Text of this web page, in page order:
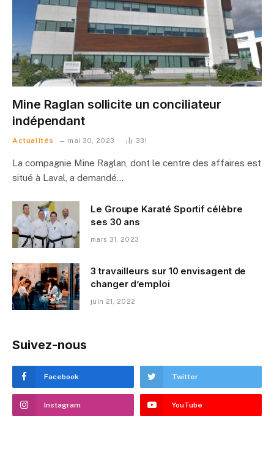
Mine Raglan sollicite un conciliateur
indépendant
Actualités mai 30, 2023 331
La compagnie Mine Raglan, dont le centre des affaires est
situé à Laval, a demandé…
Le Groupe Karaté Sportif célèbre
ses 30 ans
mars 31, 2023
3 travailleurs sur 10 envisagent de
changer d’emploi
juin 21, 2022
Suivez-nous
Facebook Twitter
Instagram YouTube